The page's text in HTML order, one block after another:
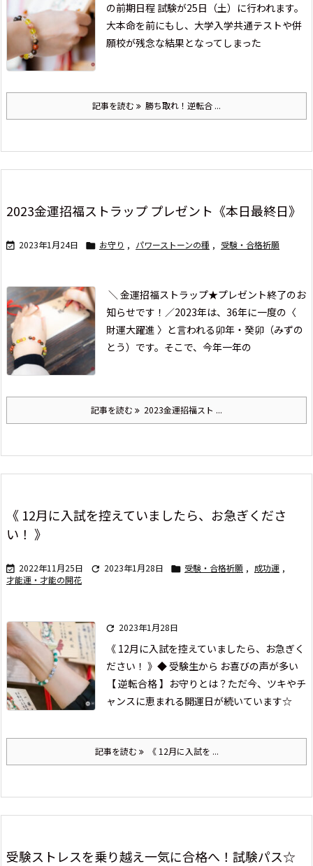
の前期日程 試験が25日（土）に行われます。
大本命を前にもし、大学入学共通テストや併
願校が残念な結果となってしまった
記事を読む 勝ち取れ！逆転合 ...
2023金運招福ストラップ プレゼント《本日最終日》
 2023年1月24日  お守り , パワーストーンの種 , 受験・合格祈願
＼ 金運招福ストラップ★プレゼント終了のお
知らせです！／2023年は、36年に一度の〈
財運大躍進 〉と言われる卯年・癸卯（みずの
とう）です。 そこで、今年一年の
記事を読む 2023金運招福スト ...
《 12月に入試を控えていましたら、お急ぎくださ
い！ 》
 2022年11月25日  2023年1月28日  受験・合格祈願 , 成功運 ,
才能運・才能の開花
 2023年1月28日
《 12月に入試を控えていましたら、お急ぎく
ださい！ 》 ◆ 受験生から お喜びの声が多い
【 逆転合格 】お守りとは？ ただ今、ツキやチ
ャンスに恵まれる開運日が続いています☆
記事を読む 《 12月に入試を ...
受験ストレスを乗り越え一気に合格へ！試験パス☆